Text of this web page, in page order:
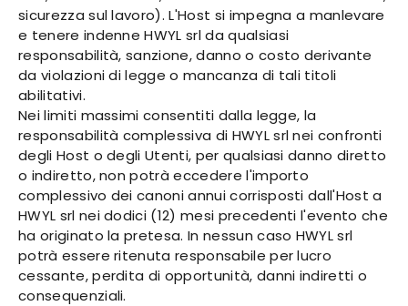
sicurezza sul lavoro). L'Host si impegna a manlevare
e tenere indenne HWYL srl da qualsiasi
responsabilità, sanzione, danno o costo derivante
da violazioni di legge o mancanza di tali titoli
abilitativi.
Nei limiti massimi consentiti dalla legge, la
responsabilità complessiva di HWYL srl nei confronti
degli Host o degli Utenti, per qualsiasi danno diretto
o indiretto, non potrà eccedere l'importo
complessivo dei canoni annui corrisposti dall'Host a
HWYL srl nei dodici (12) mesi precedenti l'evento che
ha originato la pretesa. In nessun caso HWYL srl
potrà essere ritenuta responsabile per lucro
cessante, perdita di opportunità, danni indiretti o
consequenziali.